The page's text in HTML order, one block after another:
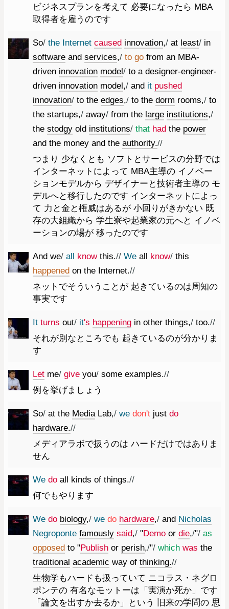
ビジネスプランを考えて 必要になったら MBA
取得者を雇うのです
So/ the Internet caused innovation,/ at least/ in
software and services,/ to go from an MBA-
driven innovation model/ to a designer-engineer-
driven innovation model,/ and it pushed
innovation/ to the edges,/ to the dorm rooms,/ to
the startups,/ away/ from the large institutions,/
the stodgy old institutions/ that had the power
and the money and the authority.//
つまり 少なくとも ソフトとサービスの分野では
インターネットによって MBA主導の イノベー
ションモデルから デザイナーと技術者主導の モ
デルへと移行したのです インターネットによっ
て 力と金と権威はあるが 小回りがきかない 既
存の大組織から 学生寮や起業家の元へと イノベ
ーションの場が 移ったのです
And we/ all know this.// We all know/ this
happened on the Internet.//
ネットでそういうことが 起きているのは周知の
事実です
It turns out/ it's happening in other things,/ too.//
それが別なところでも 起きているのが分かりま
す
Let me/ give you/ some examples.//
例を挙げましょう
So/ at the Media Lab,/ we don't just do
hardware.//
メディアラボで扱うのは ハードだけではありま
せん
We do all kinds of things.//
何でもやります
We do biology,/ we do hardware,/ and Nicholas
Negroponte famously said,/ "Demo or die,/"/ as
opposed to "Publish or perish,/"/ which was the
traditional academic way of thinking.//
生物学もハードも扱っていて ニコラス・ネグロ
ポンテの 有名なモットーは「実演か死か」です
「論文を出すか去るか」という 旧来の学問の 思